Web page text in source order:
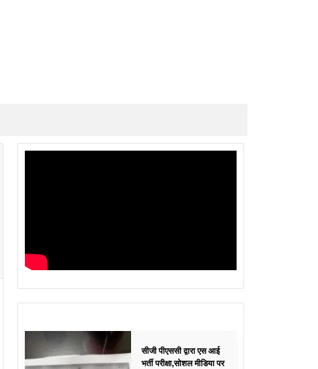
सीजी पीएससी द्वारा एस आई
भर्ती परीक्षा,सोशल मीडिया पर